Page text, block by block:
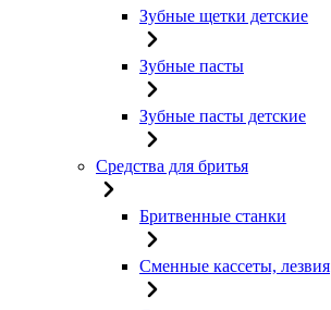
Зубные щетки детские
Зубные пасты
Зубные пасты детские
Средства для бритья
Бритвенные станки
Сменные кассеты, лезвия